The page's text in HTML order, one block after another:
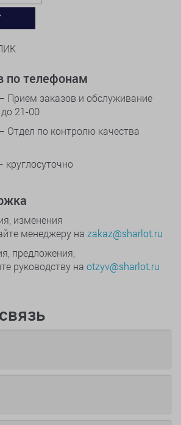
по телефонам
Прием заказов и обслуживание
21-00
Отдел по контролю качества
круглосуточно
изменения
менеджеру на zakaz@sharlot.ru
предложения,
руководству на otzyv@sharlot.ru